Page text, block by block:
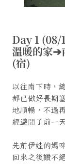
Day 1 (08/
溫暖的家➔
(宿)
以往南下時，
都已做好長期
地順暢，不過
經避開了前一
先前伊娃的媽
回來之後讚不